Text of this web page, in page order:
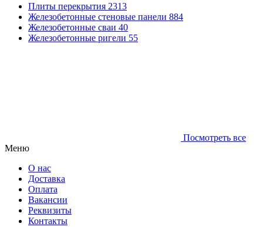
Плиты перекрытия 2313
Железобетонные стеновые панели 884
Железобетонные сваи 40
Железобетонные ригели 55
Посмотреть все
Меню
О нас
Доставка
Оплата
Вакансии
Реквизиты
Контакты